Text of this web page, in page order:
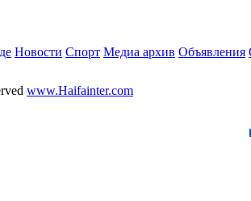
Новости Спорт Медиа архив Объявления
www.Haifainter.com